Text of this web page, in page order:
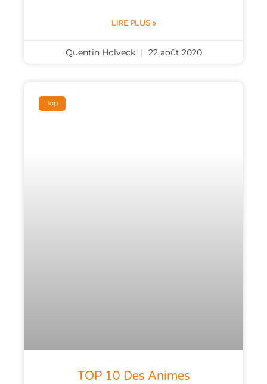
LIRE PLUS »
Quentin Holveck 22 août 2020
Top
TOP 10 Des Animes